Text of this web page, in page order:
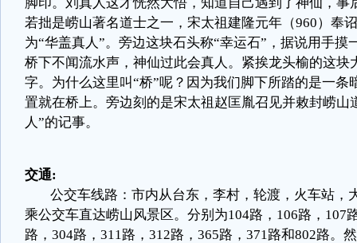
若拙是崂山著名道士之一，宋太祖建隆元年（960）奉
为“华盖真人”。旁边这块石头称“幸运石” ，据说用手摸
桥下不闻流水声，神仙过此会真人。紧挨龙头榆的这块
字。为什么这里叫“桥”呢？因为我们脚下所踏的是一条
置就在桥上。旁边刻的是宋太祖赵匡胤召见并敕封崂山
人”的记事。
交通:
公交车线路：市内从台东，李村，轮渡，火车站，
乘公交车直达崂山风景区。分别为104路， 106路， 107
路， 304路， 311路， 312路， 365路， 371路和802路。